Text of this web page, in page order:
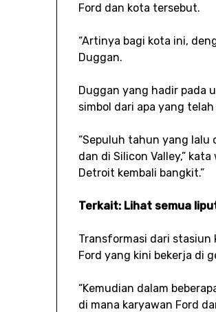
Ford dan kota tersebut.
“Artinya bagi kota ini,
Duggan.
Duggan yang hadir pada
simbol dari apa yang
“Sepuluh tahun yang lalu
dan di Silicon Valley,”
Detroit kembali bangkit.”
Terkait: Lihat semua
Transformasi dari
Ford yang kini bekerja di
“Kemudian dalam
di mana karyawan Ford